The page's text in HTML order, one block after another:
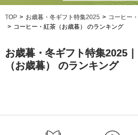
TOP お歳暮・冬ギフト特集2025
コーヒー
コーヒー・紅茶（お歳暮） のランキング
お歳暮・冬ギフト特集2025
（お歳暮） のランキング